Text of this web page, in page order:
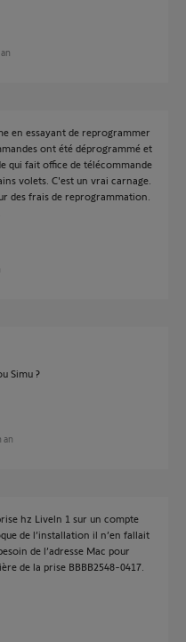
en essayant de reprogrammer
ont été déprogrammé et
qui fait office de télécommande
volets. C'est un vrai carnage.
des frais de reprogrammation.
Simu ?
an
hz Liveln 1 sur un compte
de l’installation il n’en fallait
de l’adresse Mac pour
de la prise BBBB2548-0417.